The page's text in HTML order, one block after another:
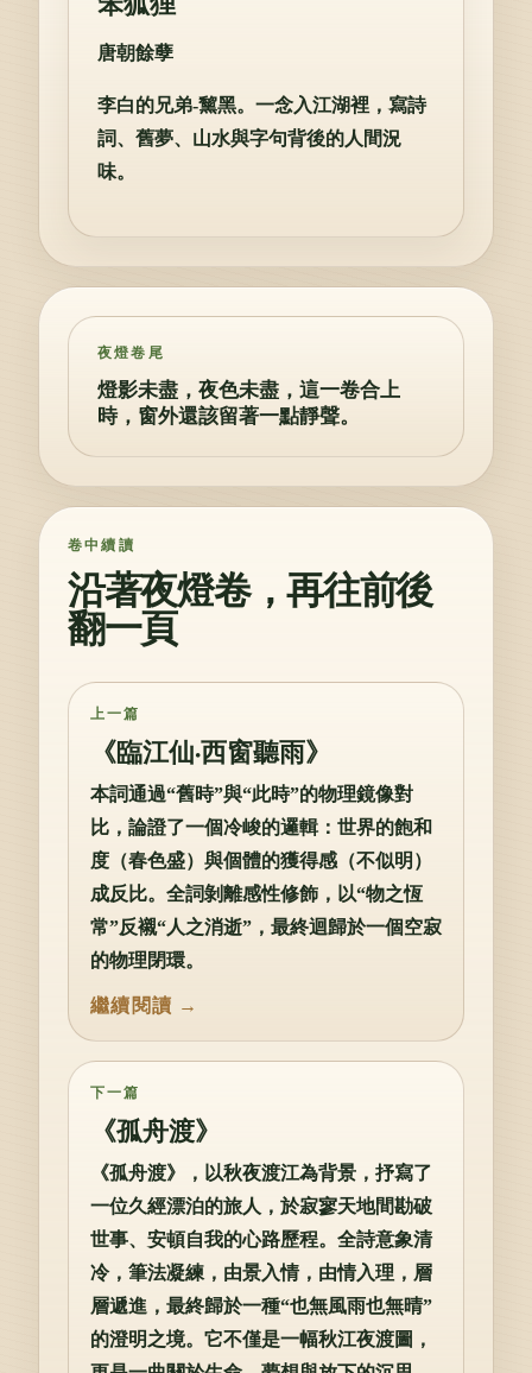
唐朝餘孽
李白的兄弟-黧黑。一念入江湖裡，寫詩
詞、舊夢、山水與字句背後的人間況
味。
夜燈卷尾
燈影未盡，夜色未盡，這一卷合上
時，窗外還該留著一點靜聲。
卷中續讀
沿著夜燈卷，再往前後
翻一頁
上一篇
《臨江仙·西窗聽雨》
本詞通過“舊時”與“此時”的物理鏡像對
比，論證了一個冷峻的邏輯：世界的飽和
度（春色盛）與個體的獲得感（不似明）
成反比。全詞剝離感性修飾，以“物之恆
常”反襯“人之消逝”，最終迴歸於一個空寂
的物理閉環。
下一篇
《孤舟渡》
《孤舟渡》，以秋夜渡江為背景，抒寫了
一位久經漂泊的旅人，於寂寥天地間勘破
世事、安頓自我的心路歷程。全詩意象清
冷，筆法凝練，由景入情，由情入理，層
層遞進，最終歸於一種“也無風雨也無晴”
的澄明之境。它不僅是一幅秋江夜渡圖，